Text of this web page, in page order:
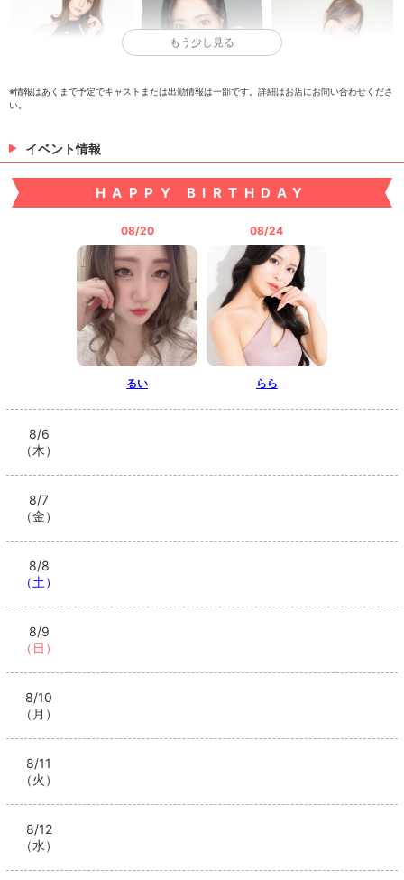
あんじ さな
> 出勤情報を見る
もう少し見る
※情報はあくまで予定でキャストまたは出勤情報は一部です。詳細はお店にお問い合わせくださ
い。
イベント情報
HAPPY BIRTHDAY
08/20
るい
08/24
らら
8/6
（木）
8/7
（金）
8/8
（土）
8/9
（日）
8/10
（月）
8/11
（火）
8/12
（水）